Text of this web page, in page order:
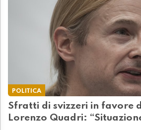
POLITICA
Sfratti di svizzeri in favore
Lorenzo Quadri: